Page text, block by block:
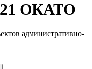
ОКАТО
административно-